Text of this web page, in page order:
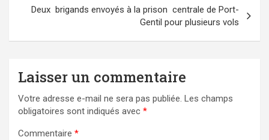
Deux brigands envoyés à la prison centrale de Port-
Gentil pour plusieurs vols
Laisser un commentaire
Votre adresse e-mail ne sera pas publiée. Les champs
obligatoires sont indiqués avec *
Commentaire *